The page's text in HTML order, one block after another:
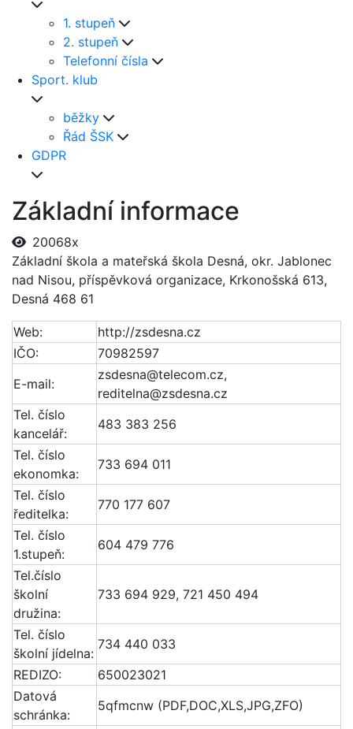
1. stupeň
2. stupeň
Telefonní čísla
Sport. klub
běžky
Řád ŠSK
GDPR
Základní informace
20068x
Základní škola a mateřská škola Desná, okr. Jablonec
nad Nisou, příspěvková organizace, Krkonošská 613,
Desná 468 61
Web:
http://zsdesna.cz
IČO:
70982597
E-mail:
zsdesna@telecom.cz,
reditelna@zsdesna.cz
Tel. číslo
kancelář:
483 383 256
Tel. číslo
ekonomka:
733 694 011
Tel. číslo
ředitelka:
770 177 607
Tel. číslo
1.stupeň:
604 479 776
Tel.číslo
školní
družina:
733 694 929, 721 450 494
Tel. číslo
školní jídelna:
734 440 033
REDIZO:
650023021
Datová
schránka:
5qfmcnw (PDF,DOC,XLS,JPG,ZFO)